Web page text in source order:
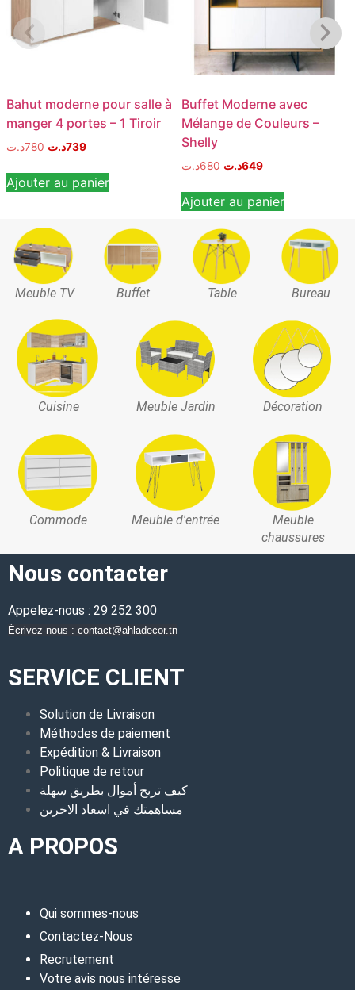
Bahut moderne pour salle à
manger 4 portes – 1 Tiroir
780د.ت 739د.ت
Ajouter au panier
Buffet Moderne avec
Mélange de Couleurs –
Shelly
680د.ت 649د.ت
Ajouter au panier
Meuble TV Buffet Table Bureau
Cuisine Meuble Jardin Décoration
Commode Meuble d'entrée
Meuble
chaussures
Nous contacter
Appelez-nous : 29 252 300
Écrivez-nous : contact@ahladecor.tn
SERVICE CLIENT
Solution de Livraison
Méthodes de paiement
Expédition & Livraison
Politique de retour
كيف تربح أموال بطريق سهلة
مساهمتك في اسعاد الاخرين
A PROPOS
Qui sommes-nous
Contactez-Nous
Recrutement
Votre avis nous intéresse